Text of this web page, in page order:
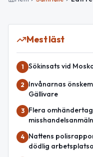
Mest läst
1 Sökinsats vid
2
Invånarnas
Gällivare
3
Flera
4
Nattens
dödlig